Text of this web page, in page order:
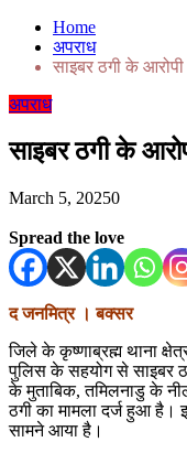
Home
अपराध
साइबर ठगी के
अपराध
साइबर ठगी के
March 5, 20250
Spread the love
द जनमित्र। बक्सर
जिले के कृष्णाब्रह्म थाना
पुलिस के सहयोग से साइबर
के मुताबिक, तमिलनाडु के
ठगी का मामला दर्ज हुआ है।
सामने आया है।